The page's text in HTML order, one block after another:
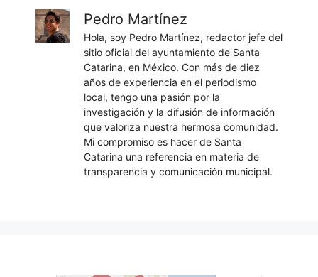
Pedro Martínez
Hola, soy Pedro Martínez, redactor jefe del
sitio oficial del ayuntamiento de Santa
Catarina, en México. Con más de diez
años de experiencia en el periodismo
local, tengo una pasión por la
investigación y la difusión de información
que valoriza nuestra hermosa comunidad.
Mi compromiso es hacer de Santa
Catarina una referencia en materia de
transparencia y comunicación municipal.